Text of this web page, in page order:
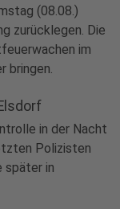
(08.08.)
zurücklegen. Die
im
bringen.
in der Nacht
Polizisten
später in